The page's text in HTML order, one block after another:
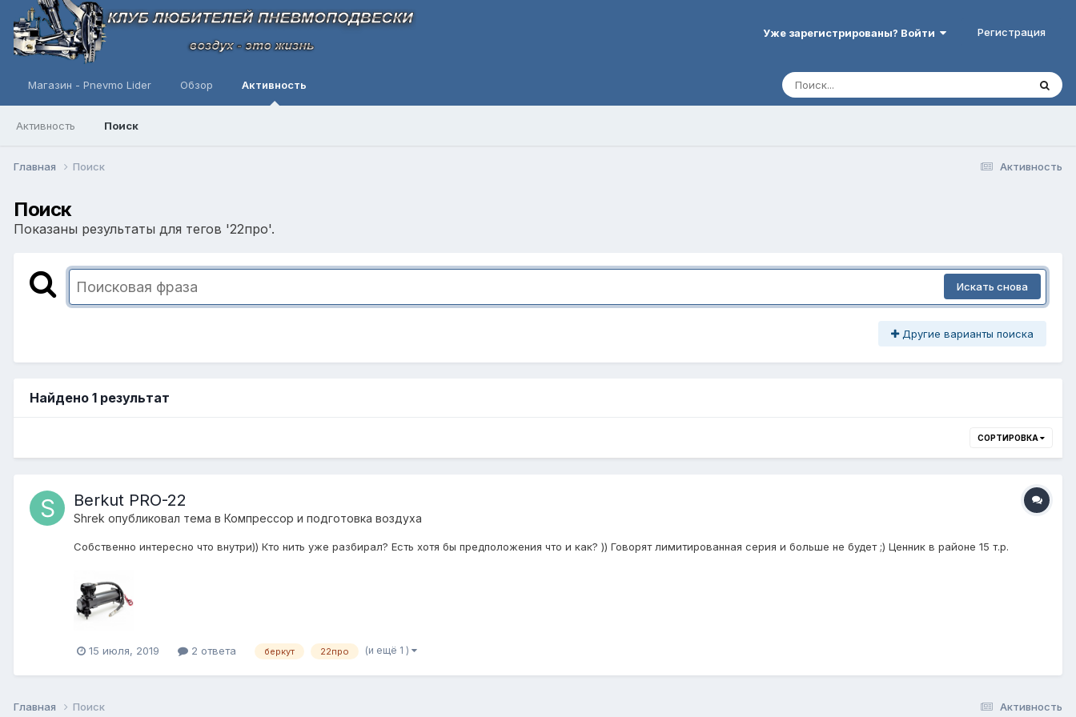
Уже зарегистрированы? Войти Регистрация
Магазин - Pnevmo Lider Обзор Активность
Активность Поиск
Активность
Главная Поиск
Поиск
Показаны результаты для тегов '22про'.
Искать снова
Другие варианты поиска
Найдено 1 результат
СОРТИРОВКА
Berkut PRO-22
Shrek опубликовал тема в Компресcор и подготовка воздуха
Собственно интересно что внутри)) Кто нить уже разбирал? Есть хотя бы предположения что и как? )) Говорят лимитированная серия и больше не будет ;) Ценник в районе 15 т.р.
15 июля, 2019 2 ответа беркут 22про (и ещё 1 )
Активность
Главная Поиск